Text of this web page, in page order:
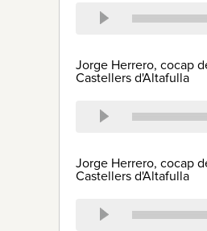
Jorge Herrero, cocap
Castellers d'Altafulla
Jorge Herrero, cocap
Castellers d'Altafulla